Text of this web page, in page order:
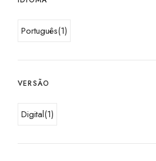
Português(1)
VERSÃO
Digital(1)